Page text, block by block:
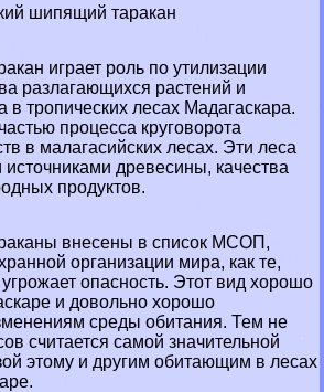
шипящий таpaкан
играет роль по утилизации
разлагающихся растений и
в тропических лесах Мадагаскара.
процесса круговорота
в малагасийских лесах. Эти леса
древесины, качества
продуктов.
внесены в список МСОП,
организации мира, как те,
опасность. Этот вид хорошо
и довольно хорошо
среды обитания. Тем не
считается самой значительной
этому и другим обитающим в лесах